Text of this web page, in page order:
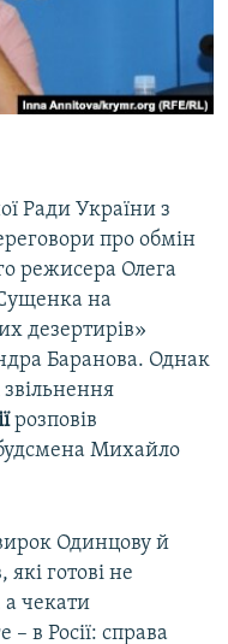
Ради України з
про обмін
режисера Олега
на
дезертирів»
Баранова. Однак
розповів
Михайло
Одинцову й
готові не
а чекати
в Росії: справа